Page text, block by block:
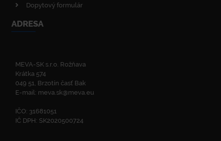
Dopytový formulár
ADRESA
MEVA-SK s.r.o. Rožňava
Krátka 574
049 51, Brzotín časť Bak
E-mail: meva.sk@meva.eu
IČO: 31681051
IČ DPH: SK2020500724